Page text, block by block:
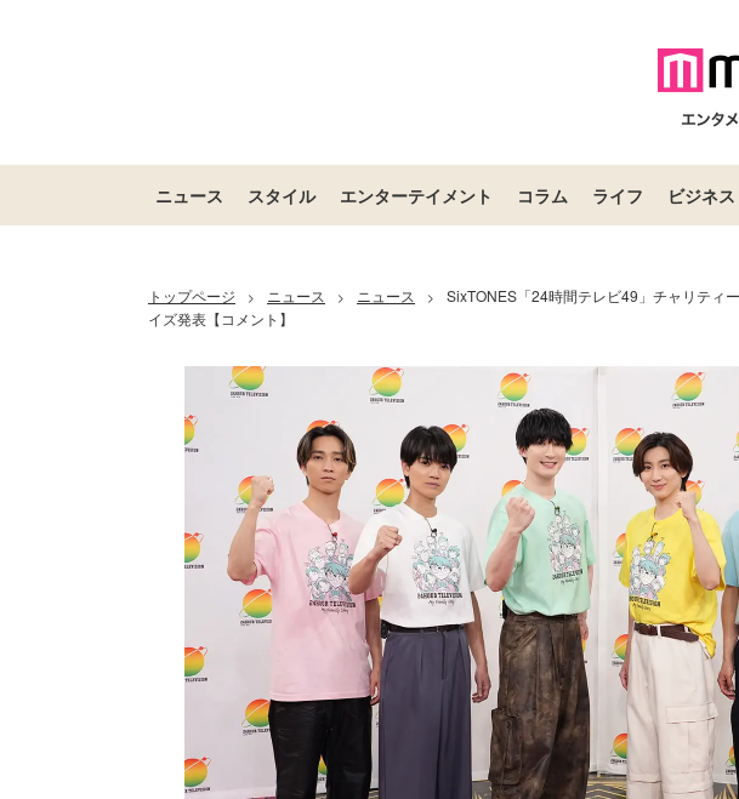
ニュース スタイル エンターテイメント コラム ライフ ビジネス
トップページ > ニュース > ニュース >
SixTONES「24時間テレビ49」チャリティ
イズ発表【コメント】